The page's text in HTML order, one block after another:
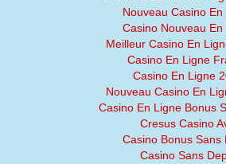
Nouveau Casino En
Casino Nouveau En
Meilleur Casino En
Casino En Ligne
Casino En Ligne
Nouveau Casino En
Casino En Ligne Bonus
Cresus Casino
Casino Bonus Sans
Casino Sans